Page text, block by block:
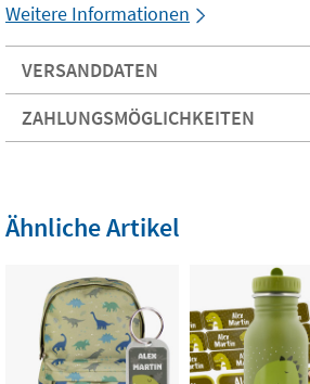
Weitere Informationen
VERSANDDATEN
ZAHLUNGSMÖGLICHKEITEN
Ähnliche Artikel